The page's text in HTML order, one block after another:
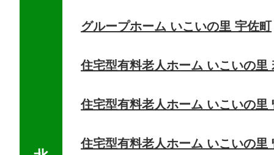
グループホーム いこいの里 宇佐町
住宅型有料老人ホーム いこいの里
住宅型有料老人ホーム いこいの里
住宅型有料老人ホーム いこいの里